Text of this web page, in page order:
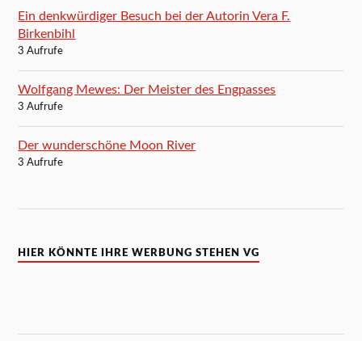
Ein denkwürdiger Besuch bei der Autorin Vera F.
Birkenbihl
3 Aufrufe
Wolfgang Mewes: Der Meister des Engpasses
3 Aufrufe
Der wunderschöne Moon River
3 Aufrufe
HIER KÖNNTE IHRE WERBUNG STEHEN VG